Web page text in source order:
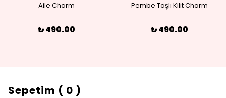
Aile Charm
₺ 490.00
Pembe Taşlı Kilit Charm
₺ 490.00
Sepetim ( 0 )